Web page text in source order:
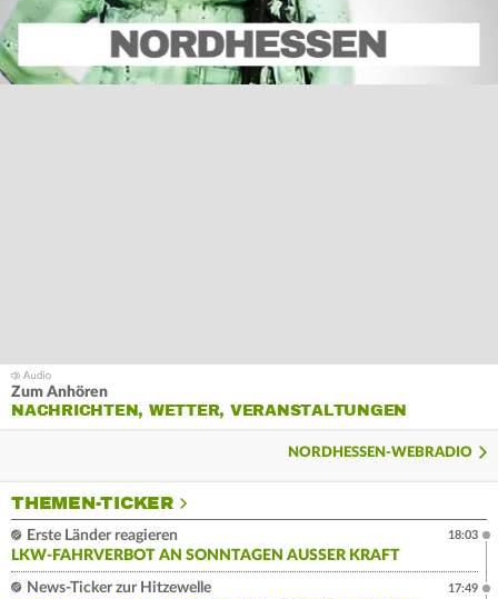
Zum Anhören
NACHRICHTEN, WETTER, VERANSTALTUNGEN
NORDHESSEN-WEBRADIO
THEMEN-TICKER
Erste Länder reagieren
LKW-FAHRVERBOT AN SONNTAGEN AUSSER KRAFT
18:03
News-Ticker zur Hitzewelle
17:49